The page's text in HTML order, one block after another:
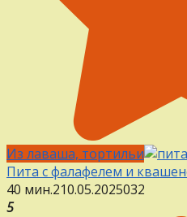
Из лаваша, тортильи
Пита с фалафелем и
40 мин.210.05.2025032
5